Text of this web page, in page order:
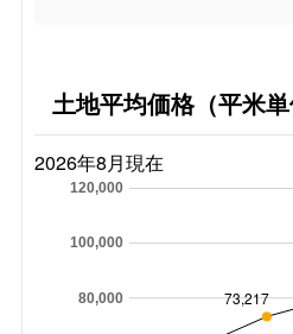
土地平均価格（平米
2026年8月現在
80,000
100,000
120,000
73,217